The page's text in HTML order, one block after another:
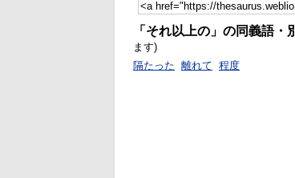
「それ以上の」の同義語
ます)
隔たった 離れて 程度